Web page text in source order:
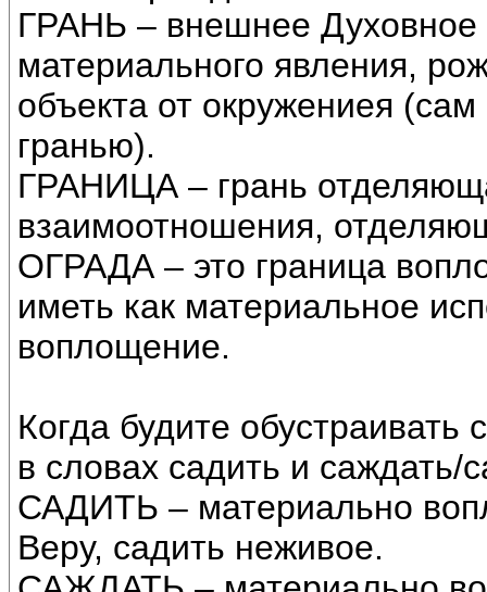
ГРАНЬ – внешнее
материального явления,
объекта от окружениея
гранью).
ГРАНИЦА – грань
взаимоотношения,
ОГРАДА – это граница
иметь как материальное
воплощение.
Когда будите
в словах садить и саждать/
САДИТЬ – материально
Веру, садить неживое.